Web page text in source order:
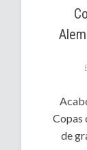
Copas
de